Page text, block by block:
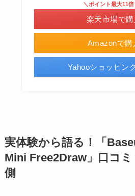
Amazonで購
＼ポイント最大11倍
楽天市場で購
Yahooショッピン
実体験から語る！「
Mini Free2Draw」口コ
側